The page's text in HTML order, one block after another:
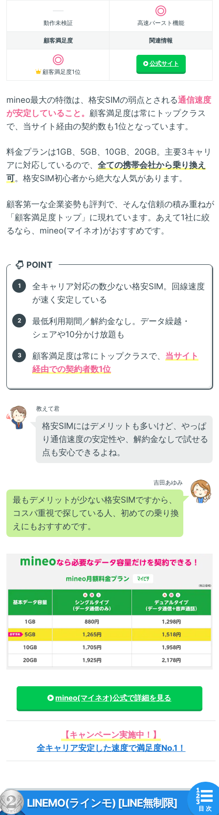
動作未検証 高速バースト機能
顧客満足度 関連情報
顧客満足度1位
公式サイト
mineo最大の特徴は、格安SIMの弱点とされる通信速度
が安定していること。 顧客満足度は常にトップクラス
で、当サイト経由の契約数も1位となっています。
料金プランは1GB、5GB、10GB、20GB。主要3キャリ
アに対応しているので、 全ての携帯会社から乗り換え
可。格安SIM初心者から絶大な人気があります。
顧客第一な企業姿勢も評判で、そんな信頼の積み重ねが
「顧客満足度トップ」に現れています。あえて1社に絞
るなら、mineo(マイネオ)がおすすめです。
POINT
全キャリア対応の数少ない格安SIM。回線速度
が速く安定している
最低利用期間／解約金なし。データ繰越・
シェアや10分かけ放題も
顧客満足度は常にトップクラスで、 当サイト
経由での契約者数1位
教えて君
格安SIMにはデメリットも多いけど、やっぱ
り通信速度の安定性や、解約金なしで試せる
点も安心できるよね。
吉田あゆみ
最もデメリットが少ない格安SIMですから、
コスパ重視で探している人、初めての乗り換
えにもおすすめです。
mineo(マイネオ)公式で詳細を見る
【キャンペーン実施中！】
全キャリア安定した速度で満足度No.1！
LINEMO(ラインモ) [LINE無制限] 目 次